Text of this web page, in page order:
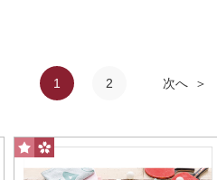
スポーツ中、首にかけたまま顔の汗
1 2 次へ